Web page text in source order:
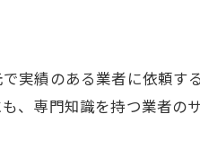
実績のある業者に依頼す
、専門知識を持つ業者の